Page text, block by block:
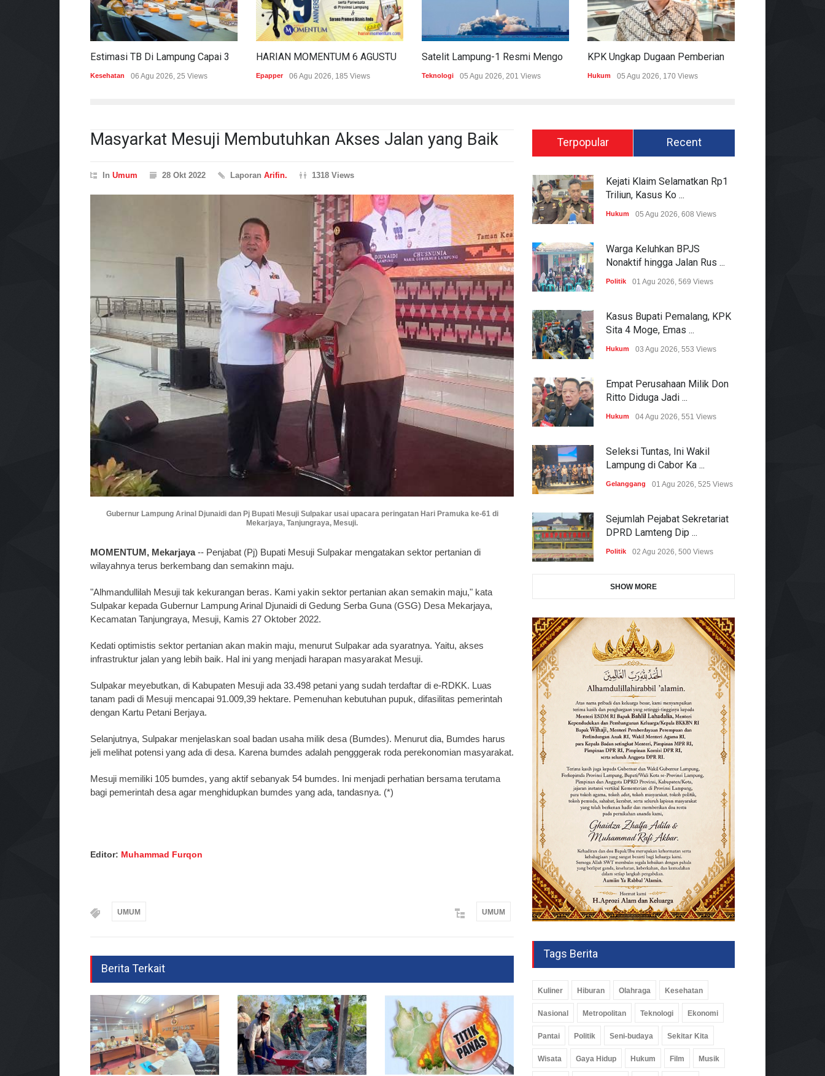
Kesehatan 06 Agu 2026, 25 Views Epapper 06 Agu 2026, 185 Views Teknologi 05 Agu 2026, 201 Views Hukum 05 Agu 2026, 170 Views
Masyarkat Mesuji Membutuhkan Akses Jalan yang Baik
In Umum 28 Okt 2022 Laporan Arifin. 1318 Views
Gubernur Lampung Arinal Djunaidi dan Pj Bupati Mesuji Sulpakar usai upacara peringatan Hari Pramuka ke-61 di
Mekarjaya, Tanjungraya, Mesuji.
MOMENTUM, Mekarjaya-- Penjabat (Pj) Bupati Mesuji Sulpakar mengatakan sektor pertanian di
wilayahnya terus berkembang dan semakinn maju.
"Alhmandullilah Mesuji tak kekurangan beras. Kami yakin sektor pertanian akan semakin maju," kata
Sulpakar kepada Gubernur Lampung Arinal Djunaidi di Gedung Serba Guna (GSG) Desa Mekarjaya,
Kecamatan Tanjungraya, Mesuji, Kamis 27 Oktober 2022.
Kedati optimistis sektor pertanian akan makin maju, menurut Sulpakar ada syaratnya. Yaitu, akses
infrastruktur jalan yang lebih baik. Hal ini yang menjadi harapan masyarakat Mesuji.
Sulpakar meyebutkan, di Kabupaten Mesuji ada 33.498 petani yang sudah terdaftar di e-RDKK. Luas
tanam padi di Mesuji mencapai 91.009,39 hektare. Pemenuhan kebutuhan pupuk, difasilitas pemerintah
dengan Kartu Petani Berjaya.
Selanjutnya, Sulpakar menjelaskan soal badan usaha milik desa (Bumdes). Menurut dia, Bumdes harus
jeli melihat potensi yang ada di desa. Karena bumdes adalah pengggerak roda perekonomian masyarakat.
Mesuji memiliki 105 bumdes, yang aktif sebanyak 54 bumdes. Ini menjadi perhatian bersama terutama
bagi pemerintah desa agar menghidupkan bumdes yang ada, tandasnya. (*)
Editor: Muhammad Furqon
UMUM UMUM
Berita Terkait
Terpopular Recent
Kejati Klaim Selamatkan Rp1
Triliun, Kasus Ko ...
Hukum 05 Agu 2026, 608 Views
Warga Keluhkan BPJS
Nonaktif hingga Jalan Rus ...
Politik 01 Agu 2026, 569 Views
Kasus Bupati Pemalang, KPK
Sita 4 Moge, Emas ...
Hukum 03 Agu 2026, 553 Views
Empat Perusahaan Milik Don
Ritto Diduga Jadi ...
Hukum 04 Agu 2026, 551 Views
Seleksi Tuntas, Ini Wakil
Lampung di Cabor Ka ...
Gelanggang 01 Agu 2026, 525 Views
Sejumlah Pejabat Sekretariat
DPRD Lamteng Dip ...
Politik 02 Agu 2026, 500 Views
SHOW MORE
Tags Berita
Kuliner Hiburan Olahraga Kesehatan
Nasional Metropolitan Teknologi Ekonomi
Pantai Politik Seni-budaya Sekitar Kita
Wisata Gaya Hidup Hukum Film Musik